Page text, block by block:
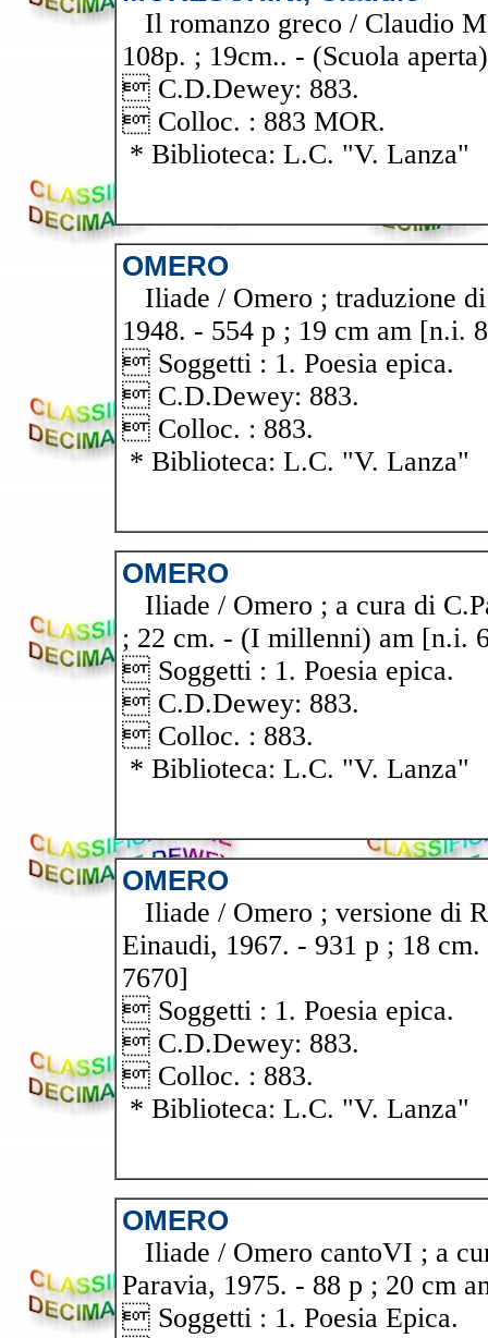
Il romanzo greco / Claudio
108p. ; 19cm.. - (Scuola
 C.D.Dewey: 883.
 Colloc. : 883 MOR.
* Biblioteca: L.C. "V. Lanza"
OMERO
Iliade / Omero ; traduzione
1948. - 554 p ; 19 cm am [n.i.
 Soggetti : 1. Poesia epica.
 C.D.Dewey: 883.
 Colloc. : 883.
* Biblioteca: L.C. "V. Lanza"
OMERO
Iliade / Omero ; a cura di
; 22 cm. - (I millenni) am [n.i.
 Soggetti : 1. Poesia epica.
 C.D.Dewey: 883.
 Colloc. : 883.
* Biblioteca: L.C. "V. Lanza"
OMERO
Iliade / Omero ; versione di
Einaudi, 1967. - 931 p ; 18
7670]
 Soggetti : 1. Poesia epica.
 C.D.Dewey: 883.
 Colloc. : 883.
* Biblioteca: L.C. "V. Lanza"
OMERO
Iliade / Omero cantoVI ; a
Paravia, 1975. - 88 p ; 20 cm
 Soggetti : 1. Poesia Epica.